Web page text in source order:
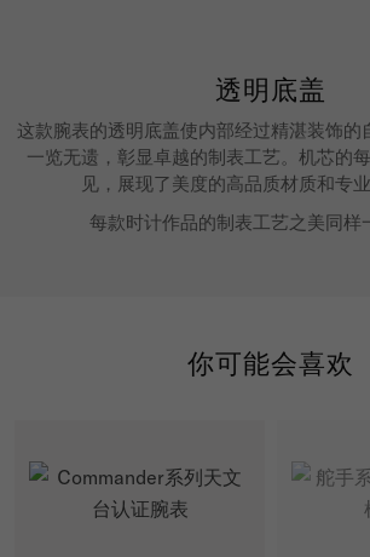
透明底盖
这款腕表的透明底盖使内部经过精湛装饰的
一览无遗，彰显卓越的制表工艺。机芯的
见，展现了美度的高品质材质和专业
每款时计作品的制表工艺之美同样
你可能会喜欢